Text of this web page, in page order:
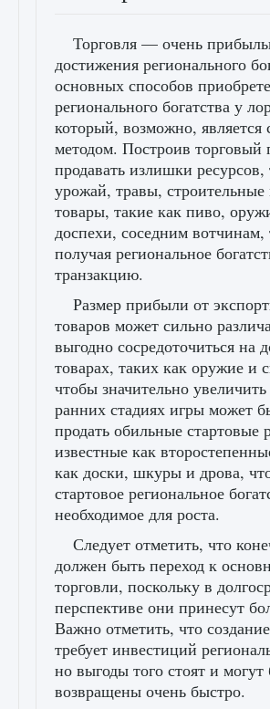
Торговля — очень
достижения регионального
основных способов
регионального богатства у
который, возможно,
методом. Построив
продавать излишки ресурсов,
урожай, травы,
товары, такие как пиво,
доспехи, соседним вотчинам,
получая региональное
транзакцию.
Размер прибыли от
товаров может сильно
выгодно сосредоточиться на
товарах, таких как оружие и
чтобы значительно
ранних стадиях игры может
продать обильные стартовые
известные как
как доски, шкуры и дрова,
стартовое региональное
необходимое для роста.
Следует отметить, что
должен быть переход к
торговли, поскольку в
перспективе они принесут
Важно отметить, что
требует инвестиций
но выгоды того стоят и могут
возвращены очень быстро.